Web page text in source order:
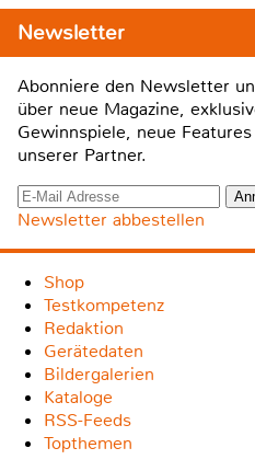
Newsletter
Abonniere den Newsletter
über neue Magazine,
Gewinnspiele, neue
unserer Partner.
Newsletter abbestellen
Shop
Testkompetenz
Redaktion
Gerätedaten
Bildergalerien
Kataloge
RSS-Feeds
Topthemen